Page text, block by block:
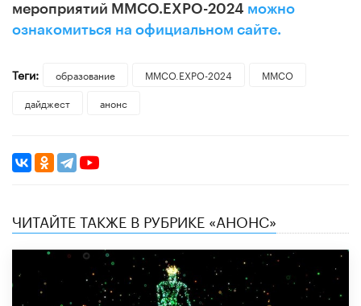
мероприятий ММСО.EXPO-2024 можно
ознакомиться на официальном сайте.
Теги: образование ММСО.EXPO-2024
ММСО
дайджест
анонс
ЧИТАЙТЕ ТАКЖЕ В РУБРИКЕ «АНОНС»